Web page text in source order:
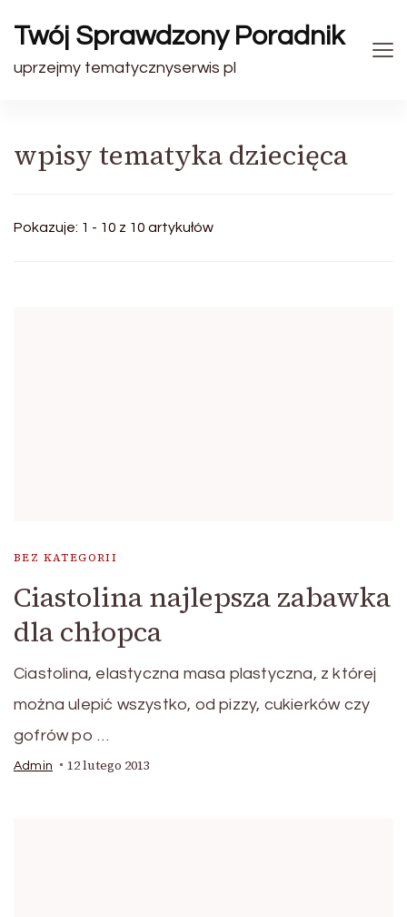
Twój Sprawdzony Poradnik
uprzejmy tematycznyserwis pl
wpisy tematyka dziecięca
Pokazuje: 1 - 10 z 10 artykułów
BEZ KATEGORII
Ciastolina najlepsza zabawka
dla chłopca
Ciastolina, elastyczna masa plastyczna, z której
można ulepić wszystko, od pizzy, cukierków czy
gofrów po …
Admin 12 lutego 2013